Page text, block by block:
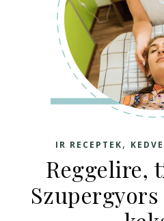
IR RECEPTEK,
Reggelire,